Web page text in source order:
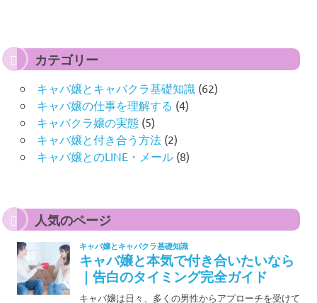
カテゴリー
キャバ嬢とキャバクラ基礎知識(62)
キャバ嬢の仕事を理解する (4)
キャバクラ嬢の実態(5)
キャバ嬢と付き合う方法(2)
キャバ嬢とのLINE・メール(8)
人気のページ